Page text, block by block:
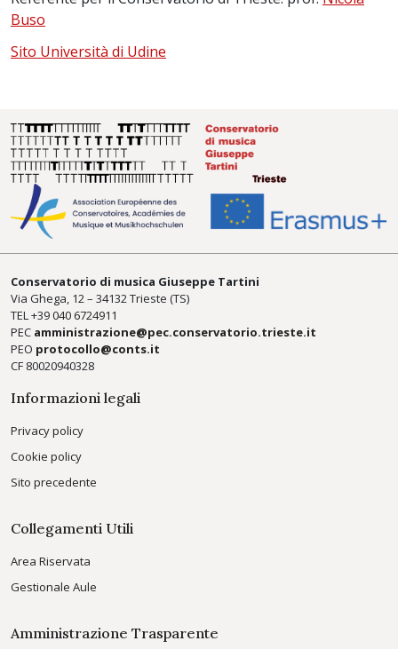
Buso
Sito Università di Udine
Conservatorio di musica Giuseppe Tartini
Via Ghega, 12 – 34132 Trieste (TS)
TEL +39040 6724911
PEC amministrazione@pec.conservatorio.trieste.it
PEO protocollo@conts.it
CF 80020940328
Informazioni legali
Privacy policy
Cookie policy
Sito precedente
Collegamenti Utili
Area Riservata
Gestionale Aule
Amministrazione Trasparente